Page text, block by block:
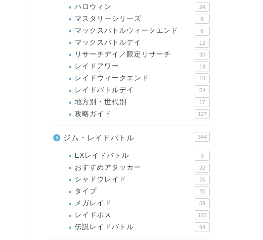
ハロウィン 24
マスタリーシリーズ 8
マックスバトルウィークエンド 6
マックスバトルデイ 12
リサーチデイ／限定リサーチ 30
レイドアワー 14
レイドウィークエンド 18
レイドバトルデイ 54
地方別・世代別 17
攻略ガイド 127
ジム・レイドバトル 344
EXレイドバトル 9
おすすめアタッカー 22
シャドウレイド 25
タイプ 20
メガレイド 59
レイドボス 103
伝説レイドバトル 94